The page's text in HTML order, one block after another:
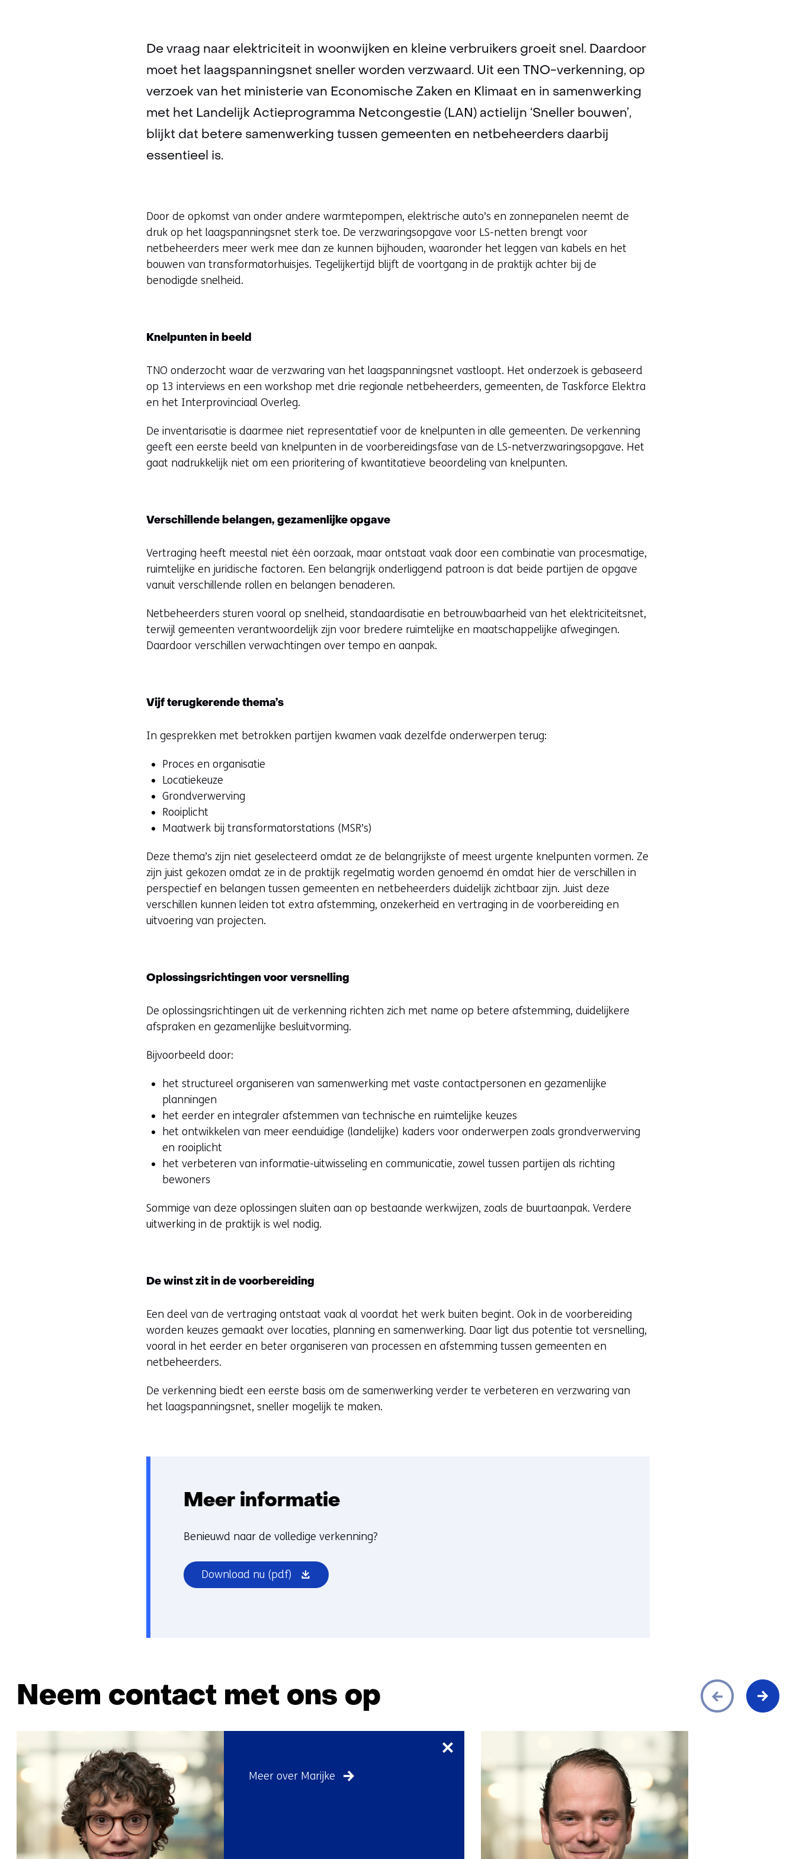
De vraag naar elektriciteit in woonwijken en kleine verbruikers groeit snel. Daardoor
moet het laagspanningsnet sneller worden verzwaard. Uit een TNO-verkenning, op
verzoek van het ministerie van Economische Zaken en Klimaat en in samenwerking
met het Landelijk Actieprogramma Netcongestie (LAN) actielijn ‘Sneller bouwen’,
blijkt dat betere samenwerking tussen gemeenten en netbeheerders daarbij
essentieel is.
Door de opkomst van onder andere warmtepompen, elektrische auto’s en zonnepanelen neemt de
druk op het laagspanningsnet sterk toe. De verzwaringsopgave voor LS-netten brengt voor
netbeheerders meer werk mee dan ze kunnen bijhouden, waaronder het leggen van kabels en het
bouwen van transformatorhuisjes. Tegelijkertijd blijft de voortgang in de praktijk achter bij de
benodigde snelheid.
Knelpunten in beeld
TNO onderzocht waar de verzwaring van het laagspanningsnet vastloopt. Het onderzoek is gebaseerd
op 13 interviews en een workshop met drie regionale netbeheerders, gemeenten, de Taskforce Elektra
en het Interprovinciaal Overleg.
De inventarisatie is daarmee niet representatief voor de knelpunten in alle gemeenten. De verkenning
geeft een eerste beeld van knelpunten in de voorbereidingsfase van de LS-netverzwaringsopgave. Het
gaat nadrukkelijk niet om een prioritering of kwantitatieve beoordeling van knelpunten.
Verschillende belangen, gezamenlijke opgave
Vertraging heeft meestal niet één oorzaak, maar ontstaat vaak door een combinatie van procesmatige,
ruimtelijke en juridische factoren. Een belangrijk onderliggend patroon is dat beide partijen de opgave
vanuit verschillende rollen en belangen benaderen.
Netbeheerders sturen vooral op snelheid, standaardisatie en betrouwbaarheid van het elektriciteitsnet,
terwijl gemeenten verantwoordelijk zijn voor bredere ruimtelijke en maatschappelijke afwegingen.
Daardoor verschillen verwachtingen over tempo en aanpak.
Vijf terugkerende thema’s
In gesprekken met betrokken partijen kwamen vaak dezelfde onderwerpen terug:
Proces en organisatie
Locatiekeuze
Grondverwerving
Rooiplicht
Maatwerk bij transformatorstations (MSR’s)
Deze thema’s zijn niet geselecteerd omdat ze de belangrijkste of meest urgente knelpunten vormen. Ze
zijn juist gekozen omdat ze in de praktijk regelmatig worden genoemd én omdat hier de verschillen in
perspectief en belangen tussen gemeenten en netbeheerders duidelijk zichtbaar zijn. Juist deze
verschillen kunnen leiden tot extra afstemming, onzekerheid en vertraging in de voorbereiding en
uitvoering van projecten.
Oplossingsrichtingen voor versnelling
De oplossingsrichtingen uit de verkenning richten zich met name op betere afstemming, duidelijkere
afspraken en gezamenlijke besluitvorming.
Bijvoorbeeld door:
het structureel organiseren van samenwerking met vaste contactpersonen en gezamenlijke
planningen
het eerder en integraler afstemmen van technische en ruimtelijke keuzes
het ontwikkelen van meer eenduidige (landelijke) kaders voor onderwerpen zoals grondverwerving
en rooiplicht
het verbeteren van informatie-uitwisseling en communicatie, zowel tussen partijen als richting
bewoners
Sommige van deze oplossingen sluiten aan op bestaande werkwijzen, zoals de buurtaanpak. Verdere
uitwerking in de praktijk is wel nodig.
De winst zit in de voorbereiding
Een deel van de vertraging ontstaat vaak al voordat het werk buiten begint. Ook in de voorbereiding
worden keuzes gemaakt over locaties, planning en samenwerking. Daar ligt dus potentie tot versnelling,
vooral in het eerder en beter organiseren van processen en afstemming tussen gemeenten en
netbeheerders.
De verkenning biedt een eerste basis om de samenwerking verder te verbeteren en verzwaring van
het laagspanningsnet, sneller mogelijk te maken.
Meer informatie
Benieuwd naar de volledige verkenning?
Download nu (pdf) (opent
in
Neem contact met ons op
Meer over Marijke